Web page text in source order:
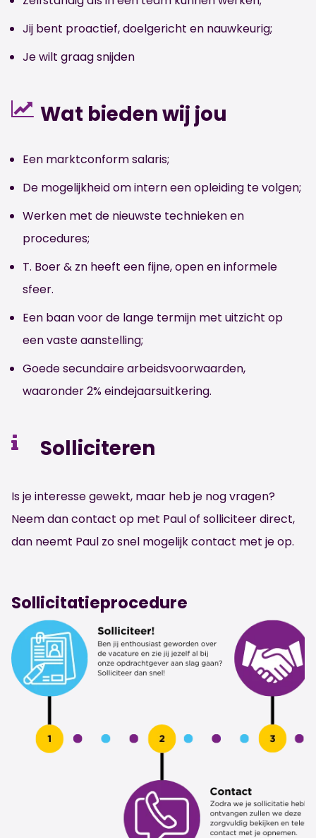
Jij bent proactief, doelgericht en nauwkeurig;
Je wilt graag snijden
Wat bieden wij jou
Een marktconform salaris;
De mogelijkheid om intern een opleiding te volgen;
Werken met de nieuwste technieken en
procedures;
T. Boer & zn heeft een fijne, open en informele
sfeer.
Een baan voor de lange termijn met uitzicht op
een vaste aanstelling;
Goede secundaire arbeidsvoorwaarden,
waaronder 2% eindejaarsuitkering.
Solliciteren
Is je interesse gewekt, maar heb je nog vragen?
Neem dan contact op met Paul of solliciteer direct,
dan neemt Paul zo snel mogelijk contact met je op.
Sollicitatieprocedure